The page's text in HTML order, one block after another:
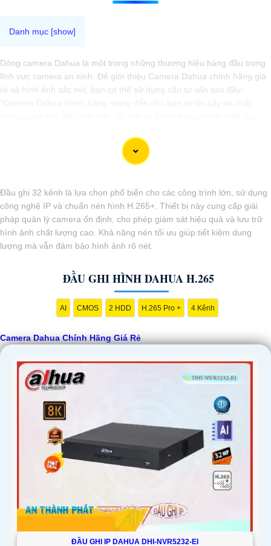
Dòng camera Dahua là một trong những thương hiệu hàng đầu trong
lĩnh vực camera an ninh. Để giới thiệu Camera Dahua chính hãng giá
rẻ và hình ảnh sắc nét, bạn có thể sử dụng câu tư vấn sau đây:
ngần ngại trải nghiệm sự ổn định và chất lượng vượt trội của Camera
Dahua chính hãng với mức giá vô cùng hấp dẫn."
Đầu ghi 32 kênh là lựa chọn phổ biến cho các công trình lớn, sử dụng
công nghệ IP và chuẩn nén hình H.265+. Thiết bị này cung cấp giải
pháp quản lý camera ổn định, cho phép giám sát hiệu quả và lưu trữ
hình ảnh chất lượng cao. Khả năng nén tối ưu giúp tiết kiệm dung
lượng mà vẫn đảm bảo hình ảnh rõ nét.
ĐẦU GHI HÌNH DAHUA H.265
AI CMOS 2 HDD H.265 Pro + 4 Kênh
Camera Dahua Chính Hãng Giá Rẻ
ĐẦU GHI IP DAHUA DHI-NVR5232-EI